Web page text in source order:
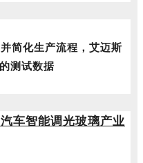
车智能调光玻璃产业